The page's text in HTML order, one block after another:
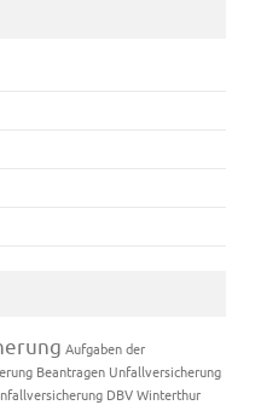
Aufgaben der
Beantragen Unfallversicherung
DBV Winterthur